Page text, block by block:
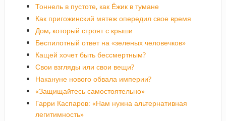
Тоннель в пустоте, как Ёжик в тумане
Как пригожинский мятеж опередил свое время
Дом, который строят с крыши
Беспилотный ответ на «зеленых человечков»
Кащей хочет быть бессмертным?
Свои взгляды или свои вещи?
Накануне нового обвала империи?
«Защищайтесь самостоятельно»
Гарри Каспаров: «Нам нужна альтернативная
легитимность»